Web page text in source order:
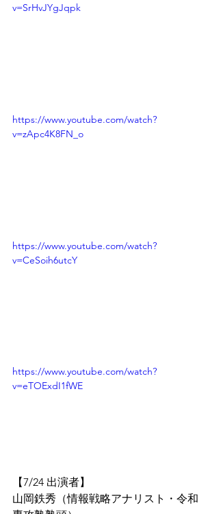
v=SrHvJYgJqpk
https://www.youtube.com/watch?
v=zApc4K8FN_o
https://www.youtube.com/watch?
v=CeSoih6utcY
https://www.youtube.com/watch?
v=eTOExdI1fWE
【7/24 出演者】
山岡鉄秀（情報戦略アナリスト・令和